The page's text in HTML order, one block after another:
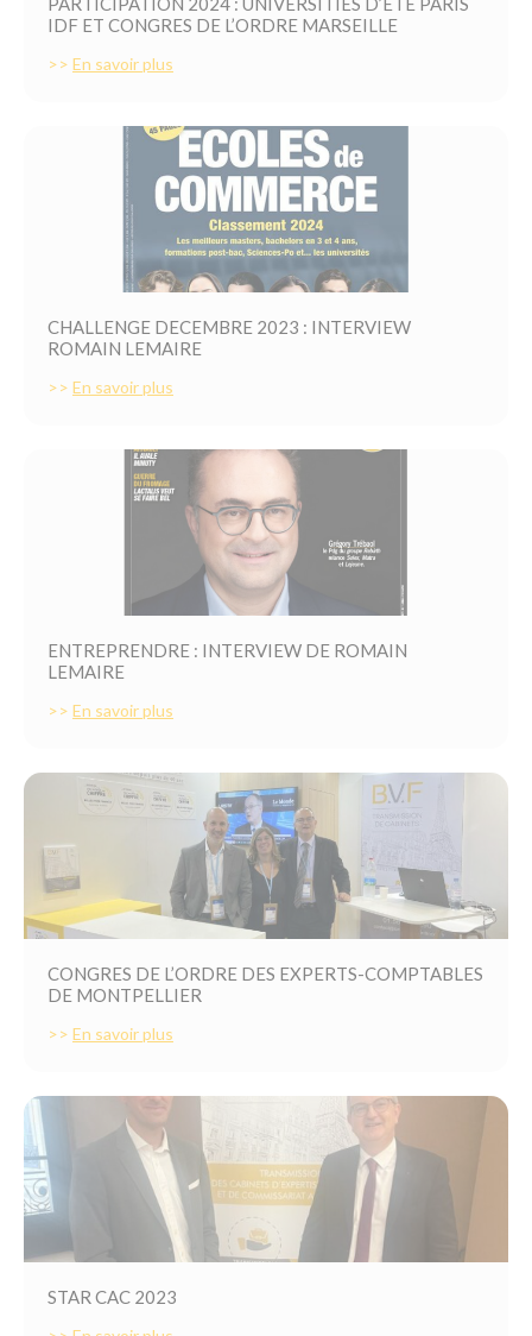
IDF ET CONGRES DE L’ORDRE MARSEILLE
>> En savoir plus
CHALLENGE DECEMBRE 2023 : INTERVIEW
ROMAIN LEMAIRE
>> En savoir plus
ENTREPRENDRE : INTERVIEW DE ROMAIN
LEMAIRE
>> En savoir plus
CONGRES DE L’ORDRE DES EXPERTS-COMPTABLES
DE MONTPELLIER
>> En savoir plus
STAR CAC 2023